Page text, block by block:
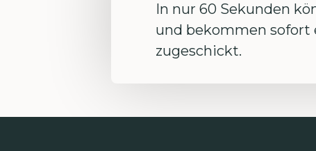
In nur 60 Sekunden
und bekommen sofort
zugeschickt.